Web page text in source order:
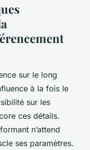
sur le long
à la fois le
sur les
ces détails.
n’attend
ses paramètres.